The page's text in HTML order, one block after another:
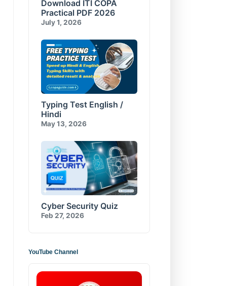
Compress and Encrypt
Database
E-Commerce & Cyber
Security Test-10
Visual Basic for Applications
Test-10
Download ITI COPA
Practical PDF 2026
July 1, 2026
Typing Test English /
Hindi
May 13, 2026
Cyber Security Quiz
Feb 27, 2026
YouTube Channel